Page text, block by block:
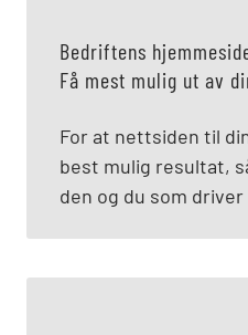
Bedriftens
Få mest mulig ut av
For at nettsiden til
best mulig resultat,
den og du som